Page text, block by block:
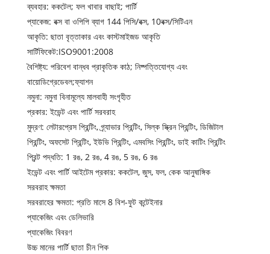
ব্যবহার: ককটেল; ফল খাবার বাছাই; পার্টি
প্যাকেজ: বক্স বা ওপিপি ব্যাগ 144 পিসি/বক্স, 10বক্স/সিটিএন
আকৃতি: ছাতা বৃত্তাকার এবং কাস্টমাইজড আকৃতি
সার্টিফিকেট:ISO9001:2008
বৈশিষ্ট্য: পরিবেশ বান্ধব প্রাকৃতিক কাঠ; নিষ্পত্তিযোগ্য এবং
বায়োডিগ্রেডেবল;ফ্যাশন
নমুনা: নমুনা বিনামূল্যে মালবাহী সংগৃহীত
প্রকার: ইভেন্ট এবং পার্টি সরবরাহ
মুদ্রণ: লেটারপ্রেস প্রিন্টিং, গ্র্যাভার প্রিন্টিং, সিল্ক স্ক্রিন প্রিন্টিং, ডিজিটাল
প্রিন্টিং, অফসেট প্রিন্টিং, ইউভি প্রিন্টিং, এমবসিং প্রিন্টিং, ডাই কাটিং প্রিন্টিং
প্রিন্ট পদ্ধতি: 1 রঙ, 2 রঙ, 4 রঙ, 5 রঙ, 6 রঙ
ইভেন্ট এবং পার্টি আইটেম প্রকার: ককটেল, জুস, ফল, কেক আনুষাঙ্গিক
সরবরাহ ক্ষমতা
সরবরাহের ক্ষমতা: প্রতি মাসে 8 বিশ-ফুট কন্টেইনার
প্যাকেজিং এবং ডেলিভারি
প্যাকেজিং বিবরণ
উচ্চ মানের পার্টি ছাতা চীন পিক